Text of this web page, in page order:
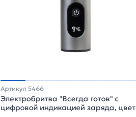
Артикул 5466
Электробритва "Всегда готов" с
цифровой индикацией заряда, цвет